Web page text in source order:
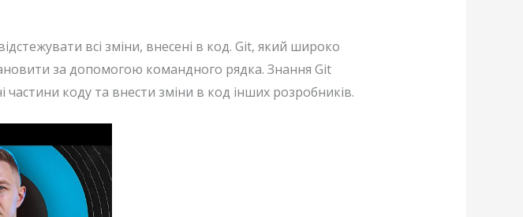
всі зміни, внесені в код. Git, який широко
за допомогою командного рядка. Знання Git
коду та внести зміни в код інших розробників.